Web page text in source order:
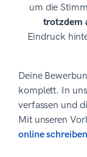
um die
trotzdem
Eindruck
Deine
komplett. In
verfassen und
Mit unseren
online schreiben